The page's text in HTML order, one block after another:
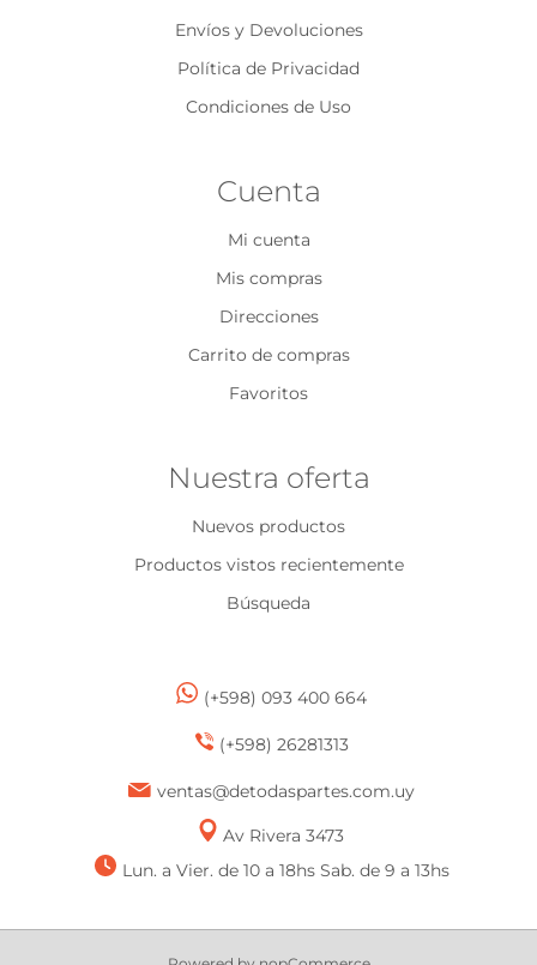
Envíos y Devoluciones
Política de Privacidad
Condiciones de Uso
Cuenta
Mi cuenta
Mis compras
Direcciones
Carrito de compras
Favoritos
Nuestra oferta
Nuevos productos
Productos vistos recientemente
Búsqueda
(+598) 093 400 664
(+598) 26281313
ventas@detodaspartes.com.uy
Av Rivera 3473
Lun. a Vier. de 10 a 18hs Sab. de 9 a 13hs